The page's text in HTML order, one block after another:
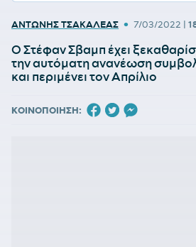
ΑΝΤΩΝΗΣ ΤΣΑΚΑΛΕΑΣ • 7/03/2022 |
Ο Στέφαν Σβαμπ έχει
την αυτόματη ανανέωση
και περιμένει τον Απρίλιο
ΚΟΙΝΟΠΟΙΗΣΗ: